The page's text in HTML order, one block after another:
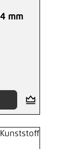
5 von 5
mm